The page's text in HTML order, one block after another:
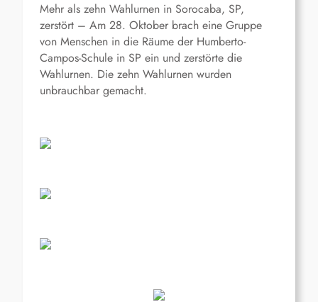
Mehr als zehn Wahlurnen in Sorocaba, SP,
zerstört – Am 28. Oktober brach eine Gruppe
von Menschen in die Räume der Humberto-
Campos-Schule in SP ein und zerstörte die
Wahlurnen. Die zehn Wahlurnen wurden
unbrauchbar gemacht.